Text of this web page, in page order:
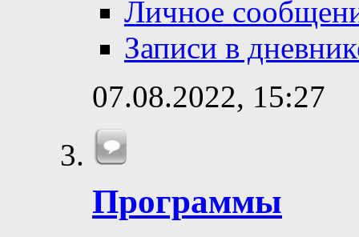
Личное
Записи в
07.08.2022, 15:27
Программы